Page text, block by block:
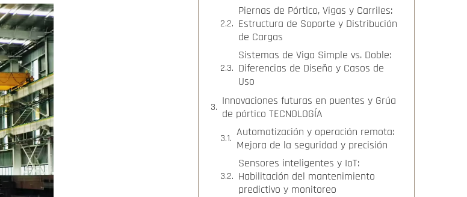
Piernas de Pórtico, Vigas y Carriles:
Estructura de Soporte y Distribución
de Cargas
Sistemas de Viga Simple vs. Doble:
Diferencias de Diseño y Casos de
Uso
Innovaciones futuras en puentes y Grúa
de pórtico TECNOLOGÍA
Automatización y operación remota:
Mejora de la seguridad y precisión
Sensores inteligentes y IoT:
Habilitación del mantenimiento
predictivo y monitoreo